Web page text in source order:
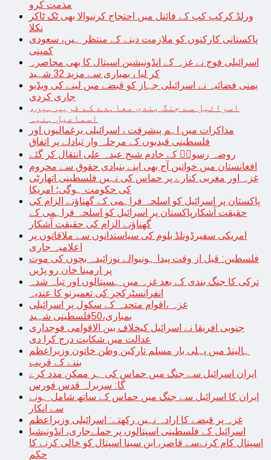
مذمت کرو
ورلڈ کرکپ کپ کے فائنل میں احتجاج کرنیوالا بھی ٹک ٹاکر
نکلا
پاکستانی کارکنوں کو ملازمت دینے کے منتظر ہیں، سعودی
کمپنی
اسرائیلی فوج نے غزہ کے انڈونیشین اسپتال کا بھی محاصرہ
کر لیا ، بمباری سے مزید 32 شہید
یمنی فضائیہ نے اسرائیلی جہاز کو قبضے میں لینے کی ویڈیو
جاری کردی
اسرائیل سے جنگ بندی معاہدے کے قریب ہیں،
اسماعیل ہنیہ
مذاکرات میں اہم پیشرفت ، اسرائیلی یرغمالیوں اور
فلسطینی قیدیوں کے مرحلہ وار تبادلے پر اتفاق
روضہ رسولؐ کے خادم شیخ عبدہ علی انتقال کر گئے
افغانستان میں خواتین آج بھی اپنے بنیادی حقوق سے محروم
غزہ اور مغربی کنارے پر حماس کی نہیں فلسطینی اتھارٹی
کی حکومت ہوگی؛ امریکا
پاکستان پر اسرائیل کو اسلحہ فراہمی کے گھناؤنے الزام کی
حقیقت آشکارپاکستان پر اسرائیل کو اسلحہ فراہمی کے
گھناؤنے الزام کی حقیقت آشکار
امریکی سفیرڈونلڈ بلوم کی سیاستدانوں سے ملاقاتوں پر
اعلامیہ جاری
فلسطین: قبل از وقت پیدا ہونیوالے نوزائیدہ بچوں کی موت
پر ارمینا خان رو پڑیں
ترکی کا جنگ بندی کے بعد غزہ میں ہسپتالوں اور تباہ شدہ
انفرانسٹرکچر کی تعمیرنو کا عندیہ
غزہ ،اقوام متحدہ کے سکول پر اسرائیلی
بمباری،50فلسطینی شہید
جنوبی افریقا نے اسرائیل کیخلاف بین الاقوامی فوجداری
عدالت میں شکایت درج کرا دی
ہالینڈ میں پہلی بار مسلم تارکین وطن خاتون وزیراعظم
بننے کے قریب
ایران اسرائیل سے جنگ میں حماس کی ہر ممکن مدد کرے
گا: سربراہ قدس فورس
ایران کا اسرائیل سے جنگ میں حماس کے ساتھ شامل ہونے
سے انکار
غزہ پر قبضے کا ارادہ نہیں رکھتے: اسرائیلی وزیراعظم
اسرائیل کے فلسطینی اسپتالوں پر حملےجاری، انڈونیشیا
اسپتال کام کرنےسے قاصر، ابن سینا اسپتال کو خالی کرنے کا
حکم